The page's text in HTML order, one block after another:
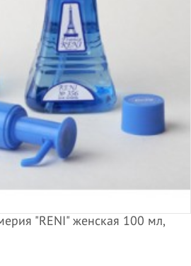
"RENI" женская 100 мл,